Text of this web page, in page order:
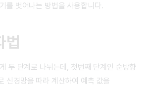
를 벗어나는 방법을 사용합니다.
법
두 단계로 나뉘는데, 첫번째 단계인 순방향
신경망을 따라 계산하여 예측 값을